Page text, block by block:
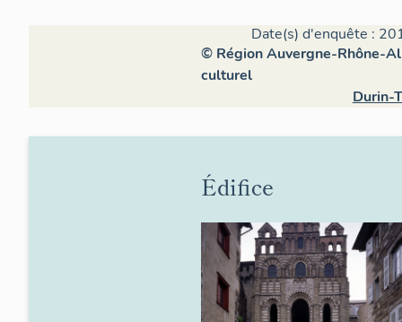
Date(s) d'enquête :
© Région Auvergne-Rhône-
culturel
Durin-
Édifice